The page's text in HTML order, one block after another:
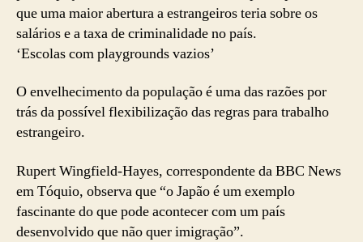
que uma maior abertura a estrangeiros teria sobre os
salários e a taxa de criminalidade no país.
‘Escolas com playgrounds vazios’
O envelhecimento da população é uma das razões por
trás da possível flexibilização das regras para trabalho
estrangeiro.
Rupert Wingfield-Hayes, correspondente da BBC News
em Tóquio, observa que “o Japão é um exemplo
fascinante do que pode acontecer com um país
desenvolvido que não quer imigração”.